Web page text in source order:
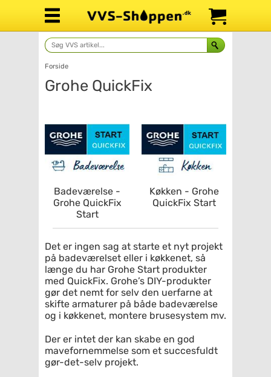
Forside
Grohe QuickFix
Badeværelse -
Grohe QuickFix
Start
Køkken - Grohe
QuickFix Start
Det er ingen sag at starte et nyt projekt
på badeværelset eller i køkkenet, så
længe du har Grohe Start produkter
med QuickFix. Grohe’s DIY-produkter
gør det nemt for selv den uerfarne at
skifte armaturer på både badeværelse
og i køkkenet, montere brusesystem mv.
Der er intet der kan skabe en god
mavefornemmelse som et succesfuldt
gør-det-selv projekt.